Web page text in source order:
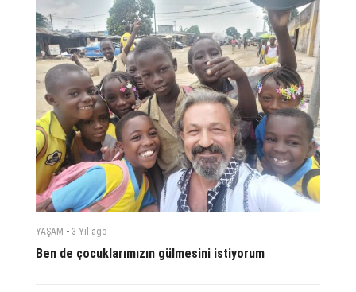
YAŞAM - 3 Yıl ago
Ben de çocuklarımızın gülmesini istiyorum